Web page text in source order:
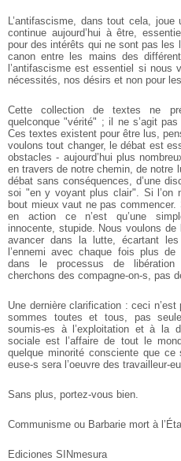
L’antifascisme, dans tout cela,
continue aujourd’hui à être,
pour des intérêts qui ne sont pas
canon entre les mains des
l’antifascisme est essentiel si nous
nécessités, nos désirs et non pour
Cette collection de textes ne
quelconque "vérité" ; il ne s’agit
Ces textes existent pour être lus,
voulons tout changer, le débat est
obstacles - aujourd’hui plus
en travers de notre chemin, de notre
débat sans conséquences, d’une
soi "en y voyant plus clair". Si l’on
bout mieux vaut ne pas
en action ce n’est qu’une
innocente, stupide. Nous voulons
avancer dans la lutte, écartant
l’ennemi avec chaque fois plus
dans le processus de libération
cherchons des compagne-on-s, pas
Une dernière clarification : ceci
sommes toutes et tous, pas
soumis-es à l’exploitation et à la
sociale est l’affaire de tout le
quelque minorité consciente que ce
euse-s sera l’oeuvre des travailleur-
Sans plus, portez-vous bien.
Communisme ou Barbarie mort à
Ediciones SINmesura